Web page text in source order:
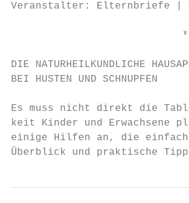
Veranstalter: Elternbriefe |
DIE NATURHEILKUNDLICHE
BEI HUSTEN UND SCHNUPFEN
Es muss nicht direkt die
keit Kinder und Erwachsene
einige Hilfen an, die einfach
Überblick und praktische